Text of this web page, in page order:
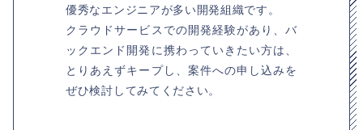
優秀なエンジニアが多い開発組織です。
クラウドサービスでの開発経験があり、バ
ックエンド開発に携わっていきたい方は、
とりあえずキープし、案件への申し込みを
ぜひ検討してみてください。